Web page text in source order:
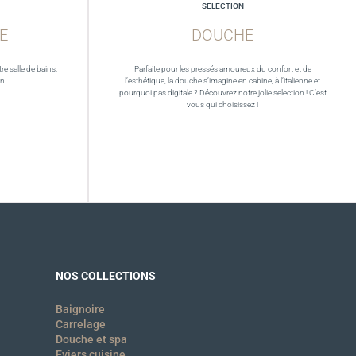
salle de bains.
SELECTION
DOUCHE
Parfaite pour les pressés amoureux du confort et de
l’esthétique, la douche s’imagine en cabine, à l’italienne et
pourquoi pas digitale ? Découvrez notre jolie selection ! C’est
vous qui choisissez !
NOS COLLECTIONS
Baignoire
Carrelage
Douche et spa